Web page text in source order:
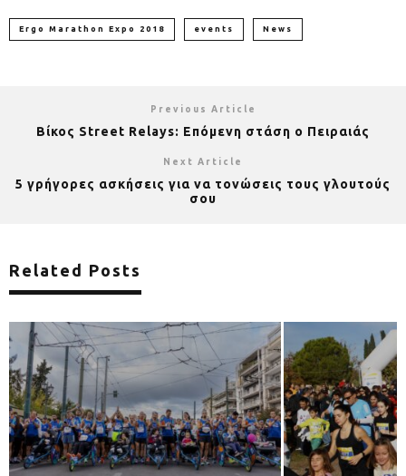
Ergo Marathon Expo 2018 events News
Previous Article
Bίκος Street Relays: Επόμενη στάση ο Πειραιάς
Next Article
5 γρήγορες ασκήσεις για να τονώσεις τους γλουτούς
σου
Related Posts